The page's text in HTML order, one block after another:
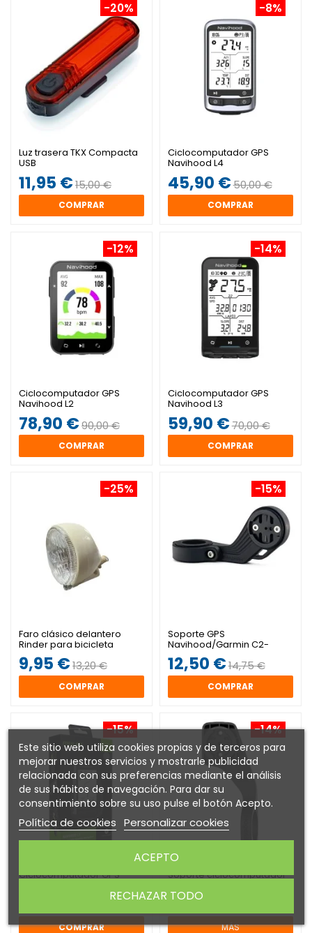
-20%
Luz trasera TKX Compacta
USB
11,95 €15,00 €
COMPRAR
-8%
Ciclocomputador GPS
Navihood L4
45,90 €50,00 €
COMPRAR
-12%
Ciclocomputador GPS
Navihood L2
78,90 €90,00 €
COMPRAR
-14%
Ciclocomputador GPS
Navihood L3
59,90 €70,00 €
COMPRAR
-25%
Faro clásico delantero
Rinder para bicicleta
mod.131
9,95 €13,20 €
COMPRAR
-15%
Soporte GPS
Navihood/Garmin C2-
Mount
12,50 €14,75 €
COMPRAR
-15%
Ciclocomputador GPS
COMPRAR
-14%
Soporte ciclocomputador
12,95 €
MÁS
Este sitio web utiliza cookies propias y de terceros para
mejorar nuestros servicios y mostrarle publicidad
relacionada con sus preferencias mediante el análisis
de sus hábitos de navegación. Para dar su
consentimiento sobre su uso pulse el botón Acepto.
Política de cookies Personalizar cookies
RECHAZAR TODO
ACEPTO